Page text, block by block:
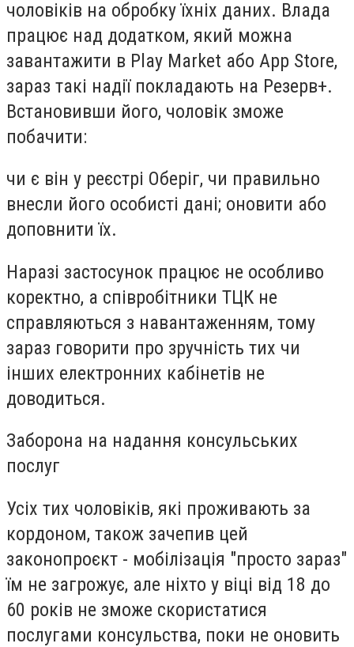
чоловіків на обробку їхніх даних. Влада
працює над додатком, який можна
завантажити в Play Market або App Store,
зараз такі надії покладають на Резерв+.
Встановивши його, чоловік зможе
побачити:
чи є він у реєстрі Оберіг, чи правильно
внесли його особисті дані; оновити або
доповнити їх.
Наразі застосунок працює не особливо
коректно, а співробітники ТЦК не
справляються з навантаженням, тому
зараз говорити про зручність тих чи
інших електронних кабінетів не
доводиться.
Заборона на надання консульських
послуг
Усіх тих чоловіків, які проживають за
кордоном, також зачепив цей
законопроєкт - мобілізація "просто зараз"
їм не загрожує, але ніхто у віці від 18 до
60 років не зможе скористатися
послугами консульства, поки не оновить